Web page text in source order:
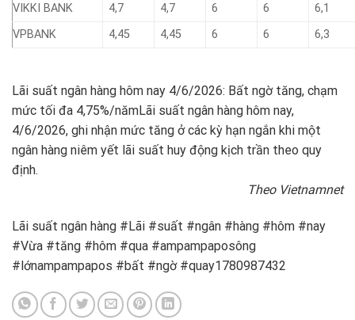
VIKKI BANK
4,7 4,7 6 6
6,1
VPBANK
4,45 4,45 6 6 6,3
Lãi suất ngân hàng hôm nay 4/6/2026: Bất ngờ tăng, chạm
mức tối đa 4,75%/nămLãi suất ngân hàng hôm nay,
4/6/2026, ghi nhận mức tăng ở các kỳ hạn ngắn khi một
ngân hàng niêm yết lãi suất huy động kịch trần theo quy
định.
Theo Vietnamnet
Lãi suất ngân hàng #Lãi #suất #ngân #hàng #hôm #nay
#Vừa #tăng #hôm #qua #ampampaposông
#lớnampampapos #bất #ngờ #quay1780987432